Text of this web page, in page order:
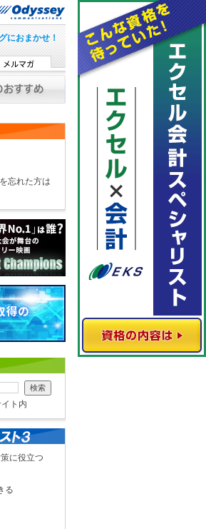
におまかせ！
忘れた方は
ト内
に役立つ
る